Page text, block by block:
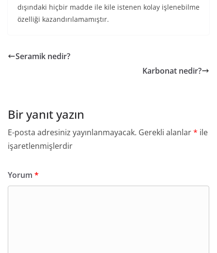
dışındaki hiçbir madde ile kile istenen kolay işlenebilme
özelliği kazandırılamamıştır.
Seramik nedir?
Karbonat nedir?
Bir yanıt yazın
E-posta adresiniz yayınlanmayacak. Gerekli alanlar* ile
işaretlenmişlerdir
Yorum *